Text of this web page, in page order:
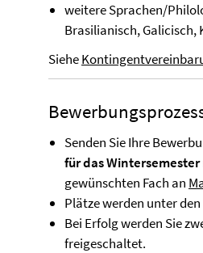
weitere Sprachen/
Brasilianisch, Galicisch,
Siehe
Senden Sie Ihre
für das Wintersemester
gewünschten Fach an
Plätze werden unter
Bei Erfolg werden Sie
freigeschaltet.